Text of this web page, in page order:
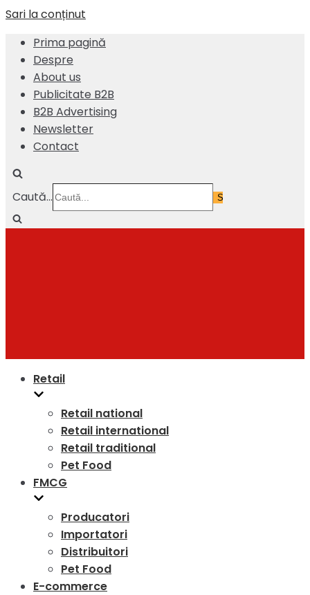
Sari la conținut
Prima pagină
Despre
About us
Publicitate B2B
B2B Advertising
Newsletter
Contact
Caută...
Retail
Retail national
Retail international
Retail traditional
Pet Food
FMCG
Producatori
Importatori
Distribuitori
Pet Food
E-commerce